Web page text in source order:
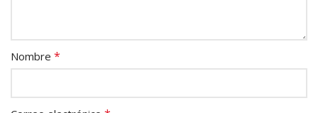
Nombre *